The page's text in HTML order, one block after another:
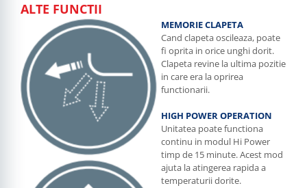
ALTE FUNCTII
MEMORIE CLAPETA
Cand clapeta oscileaza, poate
fi oprita in orice unghi dorit.
Clapeta revine la ultima pozitie
in care era la oprirea
functionarii.
HIGH POWER OPERATION
Unitatea poate functiona
continu in modul Hi Power
timp de 15 minute. Acest mod
ajuta la atingerea rapida a
temperaturii dorite.